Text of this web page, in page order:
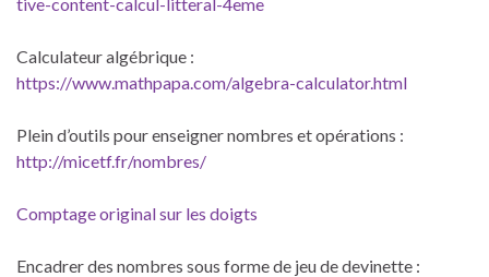
Calculateur algébrique :
https://www.mathpapa.com/algebra-calculator.html
Plein d’outils pour enseigner nombres et opérations :
http://micetf.fr/nombres/
Comptage original sur les doigts
Encadrer des nombres sous forme de jeu de devinette :